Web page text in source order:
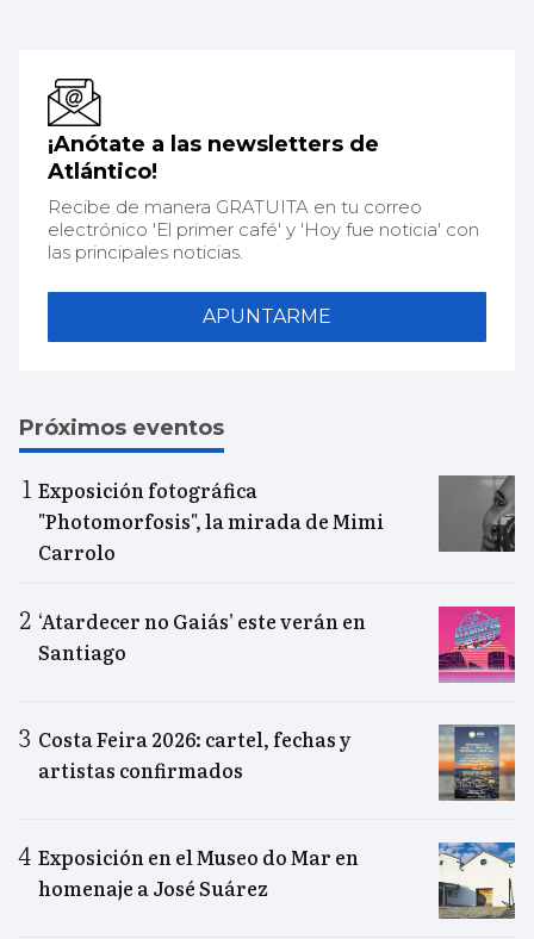
¡Anótate a las newsletters de
Atlántico!
Recibe de manera GRATUITA en tu correo
electrónico 'El primer café' y 'Hoy fue noticia' con
las principales noticias.
APUNTARME
Próximos eventos
Exposición fotográfica
"Photomorfosis", la mirada de Mimi
Carrolo
‘Atardecer no Gaiás’ este verán en
Santiago
Costa Feira 2026: cartel, fechas y
artistas confirmados
Exposición en el Museo do Mar en
homenaje a José Suárez